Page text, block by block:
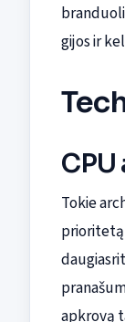
gijos ir
Tokie
prioritetą
apkrovą